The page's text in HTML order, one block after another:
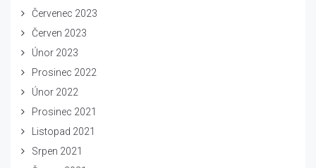
Červenec 2023
Červen 2023
Únor 2023
Prosinec 2022
Únor 2022
Prosinec 2021
Listopad 2021
Srpen 2021